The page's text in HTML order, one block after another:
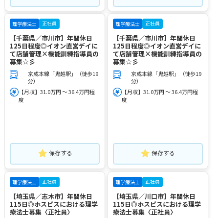
理学療法士 正社員
【千葉県／市川市】年間休日
125日程度◎イオン直営デイに
て店舗管理×機能訓練指導員の
募集☆彡
京成本線「鬼越駅」（徒歩19
分）
【月収】31.0万円 ～ 36.4万円程
度
保存する
理学療法士 正社員
【千葉県／市川市】年間休日
125日程度◎イオン直営デイに
て店舗管理×機能訓練指導員の
募集☆彡
京成本線「鬼越駅」（徒歩19
分）
【月収】31.0万円 ～ 36.4万円程
度
保存する
理学療法士 正社員
【埼玉県／志木市】年間休日
115日◎ホスピスにおける理学
療法士募集〈正社員〉
理学療法士 正社員
【埼玉県／川口市】年間休日
115日◎ホスピスにおける理学
療法士募集〈正社員〉